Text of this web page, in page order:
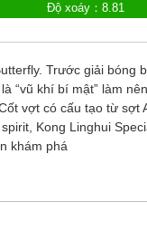
Độ xoáy：8.81
Trước giải bóng
“vũ khí bí mật” làm
vợt có cấu tạo từ sợt
Kong Linghui
khám phá